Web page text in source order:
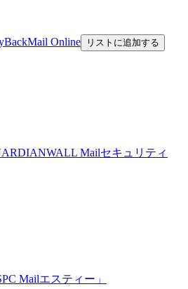
Online リストに追加する
Mailセキュリティ
Mailエスティー」